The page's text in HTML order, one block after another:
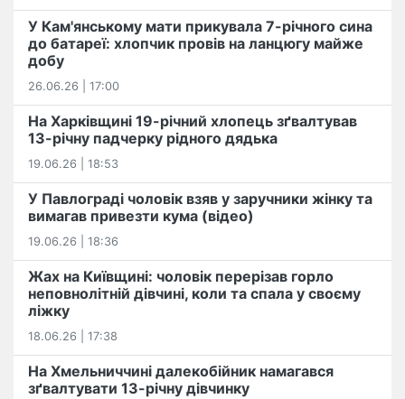
У Кам'янському мати прикувала 7-річного сина
до батареї: хлопчик провів на ланцюгу майже
добу
26.06.26 | 17:00
На Харківщині 19-річний хлопець​ ️зґвалтував
13-річну падчерку рідного дядька
19.06.26 | 18:53
У Павлограді чоловік взяв у заручники жінку та
вимагав привезти кума (відео)
19.06.26 | 18:36
Жах на Київщині: чоловік перерізав горло
неповнолітній дівчині, коли та спала у своєму
ліжку
18.06.26 | 17:38
На Хмельниччині далекобійник намагався
зґвалтувати 13-річну дівчинку